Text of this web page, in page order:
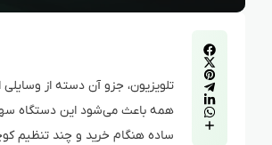
تلویزیون، جزو آن دسته از
همه باعث می‌شود این دستگاه سهم
ساده هنگام خرید و چند تنظیم